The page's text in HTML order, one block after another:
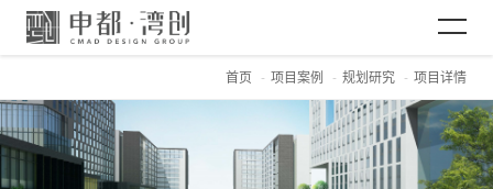
网站首页
关于CMAD
首页 项目案例 规划研究 项目详情